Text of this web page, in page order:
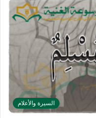
السيرة والأعلام